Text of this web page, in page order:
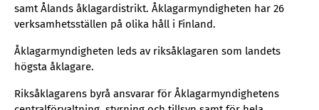
samt Ålands åklagardistrikt. Åklagarmyndigheten har 26
verksamhetsställen på olika håll i Finland.
Åklagarmyndigheten leds av riksåklagaren som landets
högsta åklagare.
Riksåklagarens byrå ansvarar för Åklagarmyndighetens